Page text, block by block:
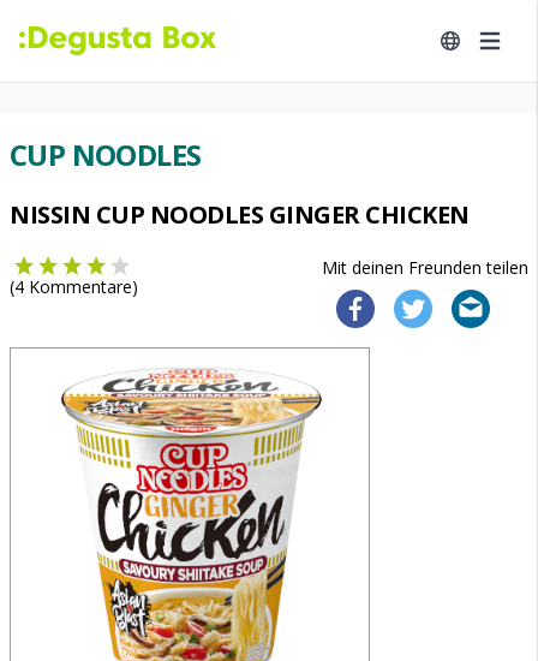
CUP NOODLES
NISSIN CUP NOODLES GINGER CHICKEN
Mit deinen Freunden teilen
(4 Kommentare)